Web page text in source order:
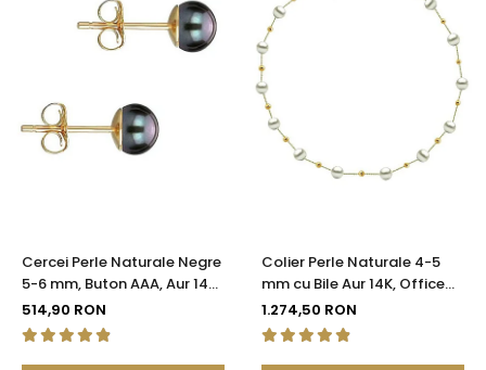
Cercei Perle Naturale Negre
5-6 mm, Buton AAA, Aur 14K
(aur 585), Tip Șurub |
KASKADDA®
514,90 RON
Colier Perle Naturale 4-5
mm cu Bile Aur 14K, Office
Elegant | KASKADDA®
1.274,50 RON